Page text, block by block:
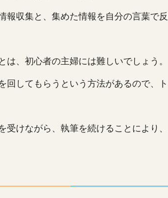
報収集と、集めた情報を自分の言葉で
は、初心者の主婦には難しいでしょう。
回してもらうという方法があるので、
受けながら、執筆を続けることにより